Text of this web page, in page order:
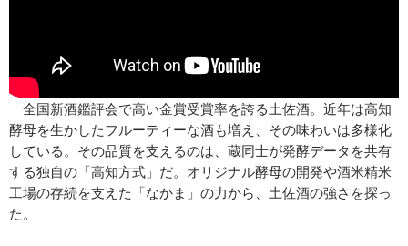
全国新酒鑑評会で高い金賞受賞率を誇る土佐酒。近年は高知
酵母を生かしたフルーティーな酒も増え、その味わいは多様化
している。その品質を支えるのは、蔵同士が発酵データを共有
する独自の「高知方式」だ。オリジナル酵母の開発や酒米精米
工場の存続を支えた「なかま」の力から、土佐酒の強さを探っ
た。